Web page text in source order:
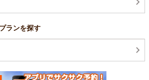
ランを探す